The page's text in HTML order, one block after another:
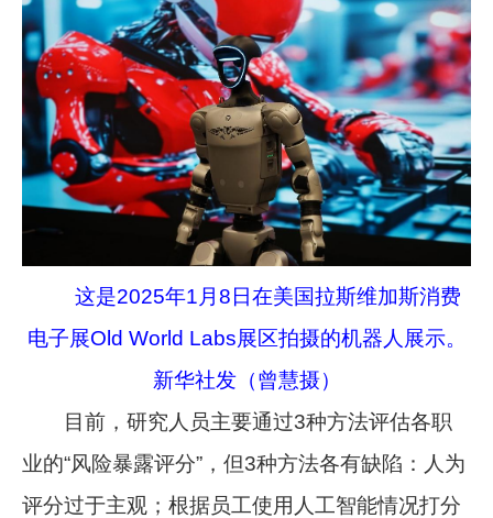
这是2025年1月8日在美国拉斯维加斯消费
电子展Old World Labs展区拍摄的机器人展示。
新华社发（曾慧摄）
目前，研究人员主要通过3种方法评估各职
业的“风险暴露评分”，但3种方法各有缺陷：人为
评分过于主观；根据员工使用人工智能情况打分